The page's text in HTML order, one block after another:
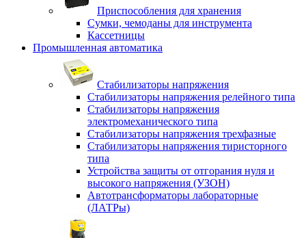
Приспособления для хранения
Сумки, чемоданы для инструмента
Кассетницы
Промышленная автоматика
Стабилизаторы напряжения
Стабилизаторы напряжения релейного типа
Стабилизаторы напряжения
электромеханического типа
Стабилизаторы напряжения трехфазные
Стабилизаторы напряжения тиристорного
типа
Устройства защиты от отгорания нуля и
высокого напряжения (УЗОН)
Автотрансформаторы лабораторные
(ЛАТРы)